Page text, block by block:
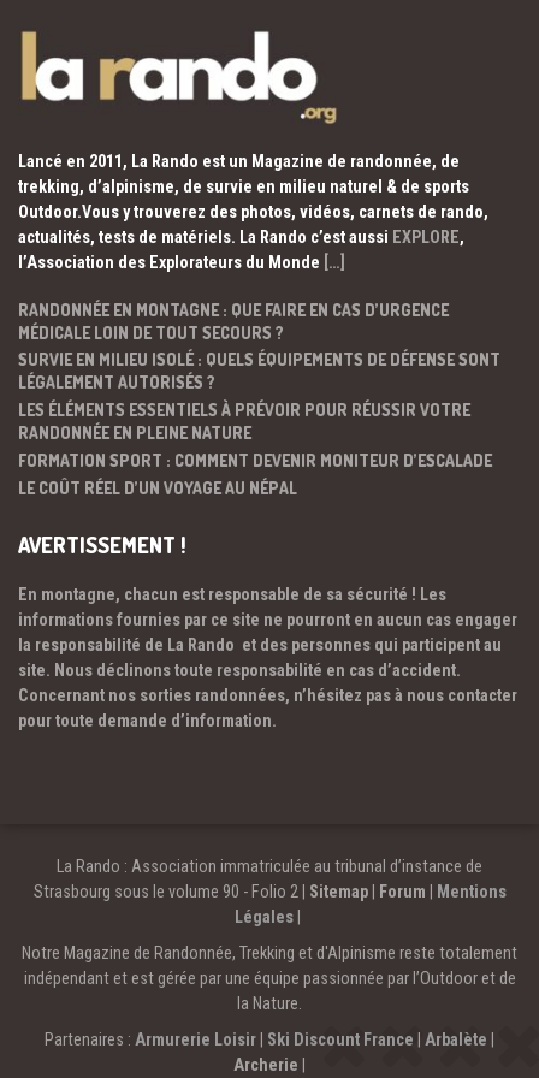
Lancé en 2011, La Rando est un Magazine de randonnée, de
trekking, d’alpinisme, de survie en milieu naturel & de sports
Outdoor.Vous y trouverez des photos, vidéos, carnets de rando,
actualités, tests de matériels. La Rando c’est aussi EXPLORE,
l’Association des Explorateurs du Monde […]
RANDONNÉE EN MONTAGNE : QUE FAIRE EN CAS D’URGENCE
MÉDICALE LOIN DE TOUT SECOURS ?
SURVIE EN MILIEU ISOLÉ : QUELS ÉQUIPEMENTS DE DÉFENSE SONT
LÉGALEMENT AUTORISÉS ?
LES ÉLÉMENTS ESSENTIELS À PRÉVOIR POUR RÉUSSIR VOTRE
RANDONNÉE EN PLEINE NATURE
FORMATION SPORT : COMMENT DEVENIR MONITEUR D’ESCALADE
LE COÛT RÉEL D’UN VOYAGE AU NÉPAL
AVERTISSEMENT !
En montagne, chacun est responsable de sa sécurité ! Les
informations fournies par ce site ne pourront en aucun cas engager
la responsabilité de La Rando et des personnes qui participent au
site. Nous déclinons toute responsabilité en cas d’accident.
Concernant nos sorties randonnées, n’hésitez pas à nous contacter
pour toute demande d’information.
La Rando : Association immatriculée au tribunal d’instance de
Strasbourg sous le volume 90 - Folio 2 | Sitemap| Forum
Mentions
Légales
Notre Magazine de Randonnée, Trekking et d'Alpinisme reste totalement
indépendant et est gérée par une équipe passionnée par l’Outdoor et de
la Nature.
Partenaires : Armurerie Loisir Ski Discount France Arbalète
Archerie